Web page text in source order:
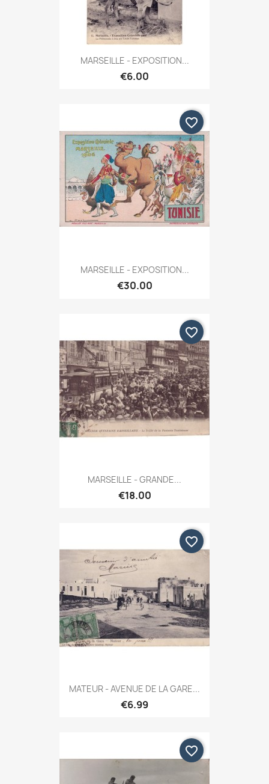
MARSEILLE - EXPOSITION...
€6.00
MARSEILLE - EXPOSITION...
€30.00
favorite_border
MARSEILLE - GRANDE...
€18.00
favorite_border
MATEUR - AVENUE DE LA GARE...
€6.99
favorite_border
favorite_border